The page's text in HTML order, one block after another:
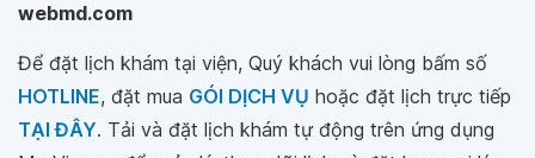
webmd.com
Để đặt lịch khám tại viện, Quý khách vui lòng bấm số
HOTLINE, đặt mua GÓI DỊCH VỤ hoặc đặt lịch trực tiếp
TẠI ĐÂY. Tải và đặt lịch khám tự động trên ứng dụng